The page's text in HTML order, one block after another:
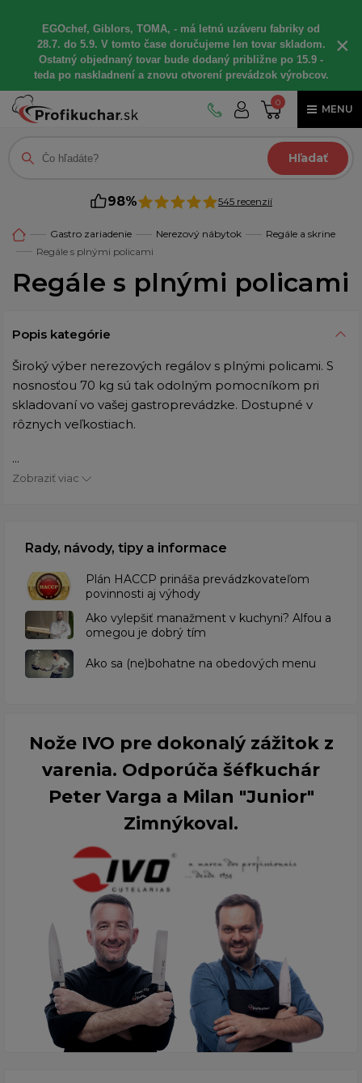
EGOchef, Giblors, TOMA, - má letnú uzáveru fabriky od
28.7. do 5.9. V tomto čase doručujeme len tovar skladom.
Ostatný objednaný tovar bude dodaný približne po 15.9 -
teda po naskladnení a znovu otvorení prevádzok výrobcov.
×
0
MENU
Hľadať
98% 545 recenzií
Gastro zariadenie Nerezový nábytok
Regále a skrine
Regále s plnými policami
Regále s plnými policami
Popis kategórie
Široký výber nerezových regálov s plnými policami. S
nosnosťou 70 kg sú tak odolným pomocníkom pri
skladovaní vo vašej gastroprevádzke. Dostupné v
rôznych veľkostiach.
...
Zobraziť viac
Rady, návody, tipy a informace
​Plán HACCP prináša prevádzkovateľom
povinnosti aj výhody
Ako vylepšiť manažment v kuchyni? Alfou a
omegou je dobrý tím
​Ako sa (ne)bohatne na obedových menu
Nože IVO pre dokonalý zážitok z
varenia. Odporúča šéfkuchár
Peter Varga a Milan "Junior"
Zimnýkoval.